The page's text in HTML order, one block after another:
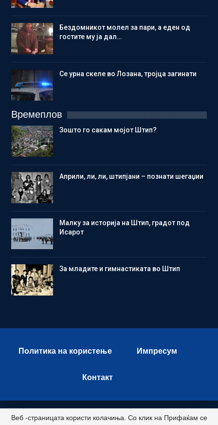
Бездомникот молел за пари, а еден од
гостите му ја дал…
Се урна скеле во Лозана, тројца загинати
Времеплов
Зошто го сакам мојот Штип?
Aприли, ли, ли, штипјани – познати шегаџии
Малку за историја на Штип, градот под
Исарот
Зa младите и гимнастиката во Штип
Политика на користење Импресум
Контакт
© 2026 - Istok Press. All Rights Reserved.
Веб -страницата користи колачиња. Со клик на Прифаќам се